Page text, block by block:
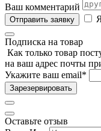
Ваш комментарий
Отправить заявку
Подписка на товар
Как только товар
на ваш адрес почты
Укажите ваш email*
Зарезервировать
Оставьте отзыв